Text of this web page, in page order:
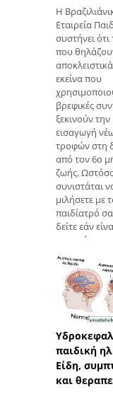
υγεία του
τη στιγμή,
την
συσπάσεων
μήτρας της
Η εμβρυϊκή
Η
Εταιρεία
συστήνει
που
εκείνα που
βρεφικές
ξεκινούν την
εισαγωγή
τροφών στη
από τον 6ο
ζωής.
συνιστάται
μιλήσετε με
παιδίατρό
δείτε εάν
απαραίτητο να
ξεκινήσετε τη
σίτιση πριν
τη φορά.
πρέπει να δώσ
παιδική
Είδη,
και